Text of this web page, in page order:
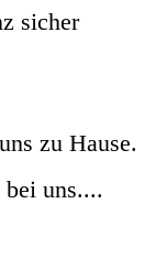
sicher
zu Hause.
uns....